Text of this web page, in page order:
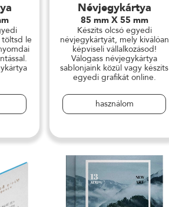
le
Névjegykártya
85 mm X 55 mm
Készíts olcsó egyedi
névjegykártyát, mely kiválóan
képviseli vállalkozásod!
Válogass névjegykártya
sablonjaink közül vagy készíts
egyedi grafikát online.
használom